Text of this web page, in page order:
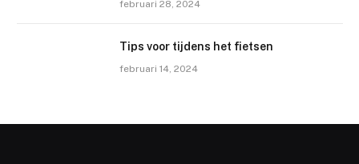
februari 28, 2024
Tips voor tijdens het fietsen
februari 14, 2024